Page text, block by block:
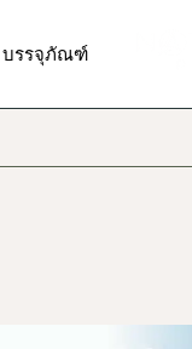
บรรจุภัณฑ์
รับผลิตบรรจุภัณฑ์แบบพิเศษ